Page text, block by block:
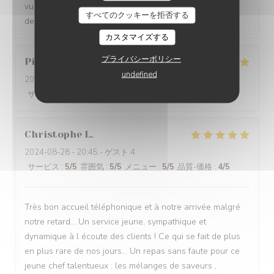
すべてのクッキーを拒否する
カスタマイズする
プライバシーポリシー
undefined
vu sur la cuisine, des plats succulents de l’entrée au
dessert, rien à dire vraiment. Merci
Pierre
2024-08-31
- 19:30 - ゲスト 2
サービス
Christophe L
2024-08-28 - 20:45 - ゲスト 4
サービス : 5/5 雰囲気 : 5/5 メニュー : 5/5 品質-価格 : 4/5
Très bon accueil téléphonique et à notre arrivée malgré
notre retard… Un service jeune, sympathique et
dynamique à l écoute des clients ! Ce qui se fait de plus
en plus rare de nos jours… Un repas sans faute pour ce
jeune chef talentueux : les mélanges de saveurs ,